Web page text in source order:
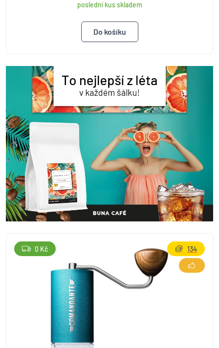
poslední kus skladem
0 Kč 134